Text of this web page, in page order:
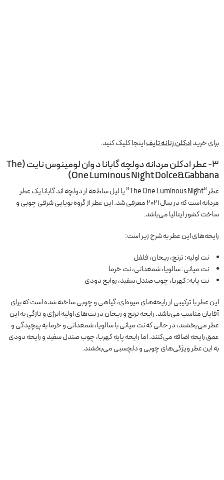
برای خریدادکلن زنانه تایفاینجا کلیک کنید.
۳- عطر ادکلن مردانه دولچه گابانا د وان لومینوس نایت (The
One Luminous Night Dolce&Gabbana)
عطر “The One Luminous Night” یا لیل ساطعه از دولچه اند گابانا یک عطر
مردانه است که در سال 2021 معرفی شد. این عطر از گروه بویایی شرقی چوبی و
ساخت کشور ایتالیا می‌باشد.
رایحه‌های این عطر به شرح زیر است:
نت اولیه: ترنج، ریحان، فلفل
نت میانی: سالویا، شمعدانی، نت خرما
نت پایه: کهربا، چوب صندل سفید، روایح دودی
این عطر با ترکیبی از رایحه‌های میوه‌ای، گیاهی و چوبی ساخته شده است که برای
آقایان مناسب می‌باشد. رایحه ترنج و ریحان در نت‌های اولیه انرژی و تازگی به این
عطر می‌بخشند، در حالی که نت میانی با سالویا، شمعدانی و خرما به پیچیدگی و
عمق رایحه اضافه می‌کنند. اما رایحه پایه کهربا، چوب صندل سفید و رایحه دودی
به این عطر ویژگی‌های چوبی و دلچسبی می‌بخشند.